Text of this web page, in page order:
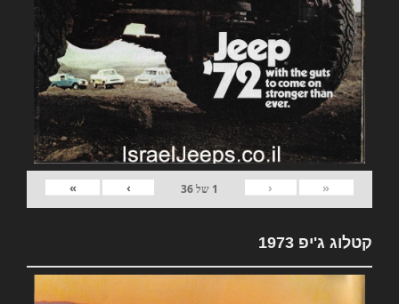
«
‹
1 של36
›
»
קטלוג ג'יפ 1973